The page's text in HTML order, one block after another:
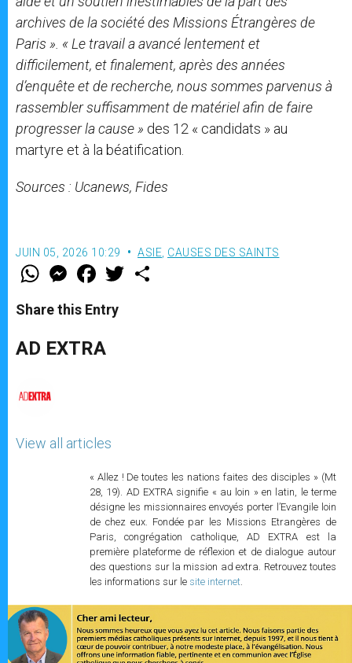
archives de la société des Missions Étrangères de
Paris ». « Le travail a avancé lentement et
difficilement, et finalement, après des années
d’enquête et de recherche, nous sommes parvenus à
rassembler suffisamment de matériel afin de faire
progresser la cause » des 12 « candidats » au
martyre et à la béatification.
Sources : Ucanews, Fides
JUIN 05, 2026 10:29 ASIE CAUSES DES SAINTS
W
t
s
p
p
M
e
s
e
g
e
F
a
e
b
o
k
w
Share this Entry
AD EXTRA
View all articles
« Allez ! De toutes les nations faites des disciples » (Mt
28, 19). AD EXTRA signifie « au loin » en latin, le terme
désigne les missionnaires envoyés porter l’Evangile loin
de chez eux. Fondée par les Missions Etrangères de
Paris, congrégation catholique, AD EXTRA est la
première plateforme de réflexion et de dialogue autour
des questions sur la mission ad extra. Retrouvez toutes
les informations sur le site internet.